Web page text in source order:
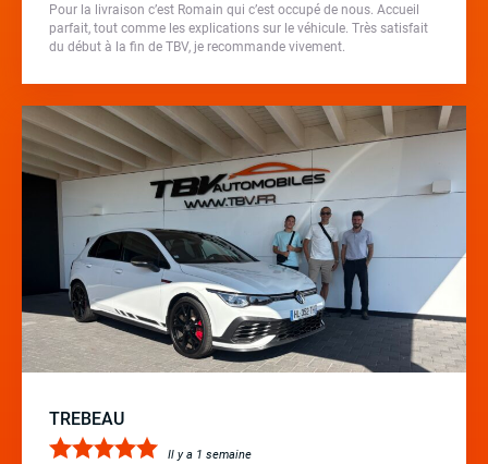
Pour la livraison c’est Romain qui c’est occupé de nous. Accueil
parfait, tout comme les explications sur le véhicule. Très satisfait
du début à la fin de TBV, je recommande vivement.
TREBEAU
Il y a 1 semaine